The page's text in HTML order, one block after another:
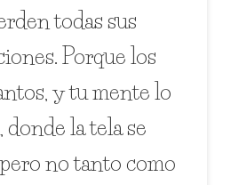
todas sus
Porque los
y tu mente lo
donde la tela se
no tanto como